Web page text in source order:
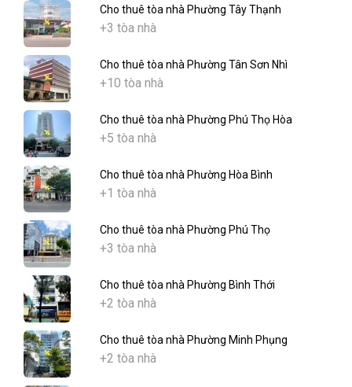
Cho thuê tòa nhà Phường Tây Thạnh
+3 tòa nhà
Cho thuê tòa nhà Phường Tân Sơn Nhì
+10 tòa nhà
Cho thuê tòa nhà Phường Phú Thọ Hòa
+5 tòa nhà
Cho thuê tòa nhà Phường Hòa Bình
+1 tòa nhà
Cho thuê tòa nhà Phường Phú Thọ
+3 tòa nhà
Cho thuê tòa nhà Phường Bình Thới
+2 tòa nhà
Cho thuê tòa nhà Phường Minh Phụng
+2 tòa nhà